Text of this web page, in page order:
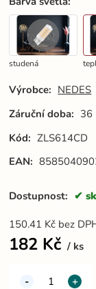
studená
Výrobce: NEDES
Záruční doba: 36
Kód: ZLS614CD
EAN:
Dostupnost:
150.41 Kč bez
182 Kč ks